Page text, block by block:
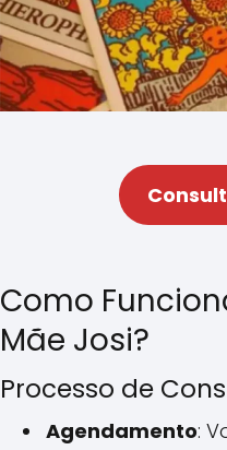
Como
Mãe Josi?
Processo de
Agendamento: